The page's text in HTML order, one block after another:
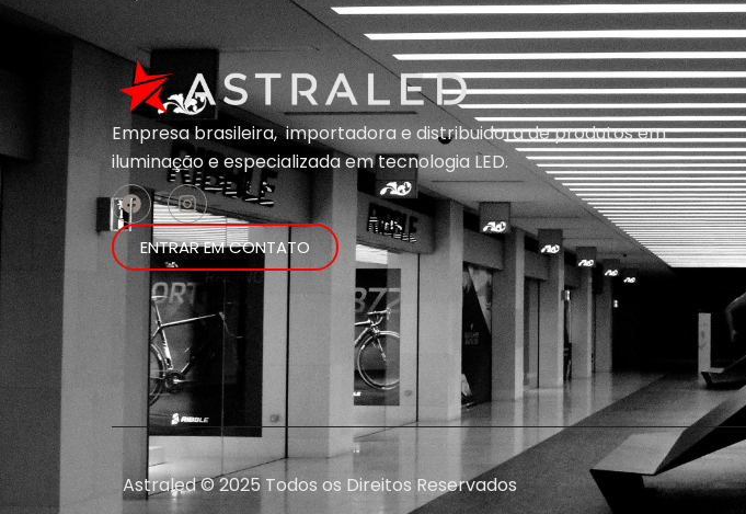
Empresa brasileira, importadora e distribuidora de produtos em
iluminação eespecializada emtecnologia LED.
ENTRAR EM CONTATO
Astraled © 2025 Todos os Direitos Reservados